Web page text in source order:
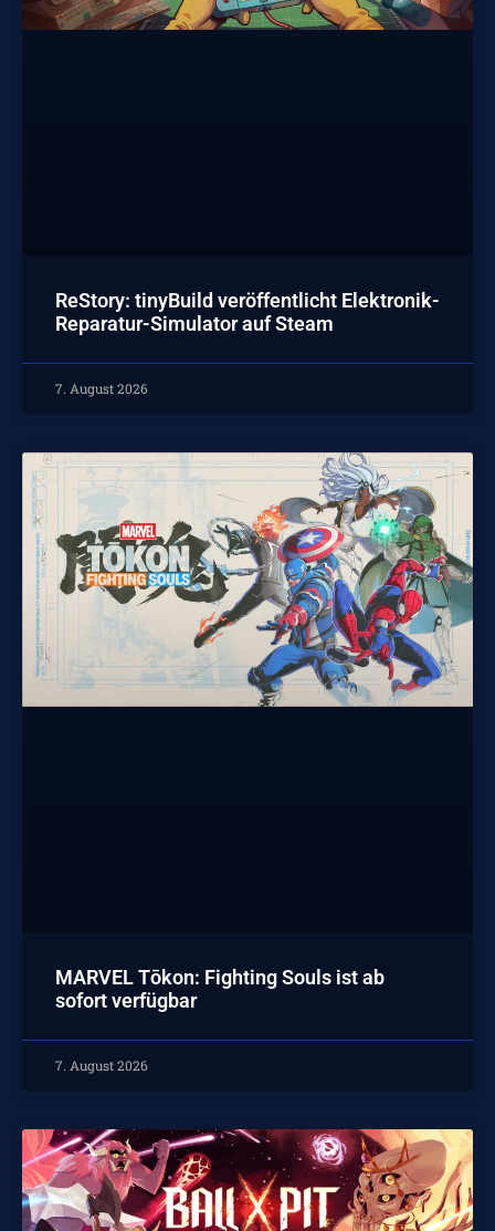
ReStory: tinyBuild veröffentlicht Elektronik-
Reparatur-Simulator auf Steam
7. August 2026
MARVEL Tōkon: Fighting Souls ist ab
sofort verfügbar
7. August 2026